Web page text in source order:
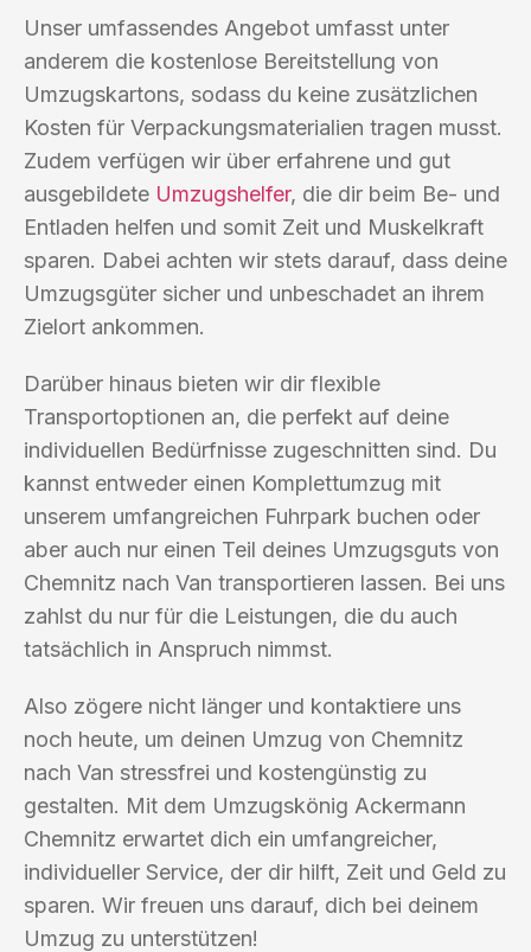
Unser umfassendes Angebot umfasst unter
anderem die kostenlose Bereitstellung von
Umzugskartons, sodass du keine zusätzlichen
Kosten für Verpackungsmaterialien tragen musst.
Zudem verfügen wir über erfahrene und gut
ausgebildete Umzugshelfer, die dir beim Be- und
Entladen helfen und somit Zeit und Muskelkraft
sparen. Dabei achten wir stets darauf, dass deine
Umzugsgüter sicher und unbeschadet an ihrem
Zielort ankommen.
Darüber hinaus bieten wir dir flexible
Transportoptionen an, die perfekt auf deine
individuellen Bedürfnisse zugeschnitten sind. Du
kannst entweder einen Komplettumzug mit
unserem umfangreichen Fuhrpark buchen oder
aber auch nur einen Teil deines Umzugsguts von
Chemnitz nach Van transportieren lassen. Bei uns
zahlst du nur für die Leistungen, die du auch
tatsächlich in Anspruch nimmst.
Also zögere nicht länger und kontaktiere uns
noch heute, um deinen Umzug von Chemnitz
nach Van stressfrei und kostengünstig zu
gestalten. Mit dem Umzugskönig Ackermann
Chemnitz erwartet dich ein umfangreicher,
individueller Service, der dir hilft, Zeit und Geld zu
sparen. Wir freuen uns darauf, dich bei deinem
Umzug zu unterstützen!